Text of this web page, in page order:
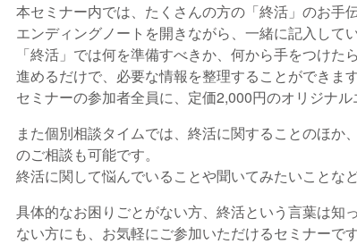
本セミナー内では、たくさんの方の「終活」のお手
エンディングノートを開きながら、一緒に記入してい
「終活」では何を準備すべきか、何から手をつけ
進めるだけで、必要な情報を整理することができます
セミナーの参加者全員に、定価2,000円のオリジナ
また個別相談タイムでは、終活に関することのほ
のご相談も可能です。
終活に関して悩んでいることや聞いてみたいことな
具体的なお困りごとがない方、終活という言葉は知
ない方にも、お気軽にご参加いただけるセミナーです